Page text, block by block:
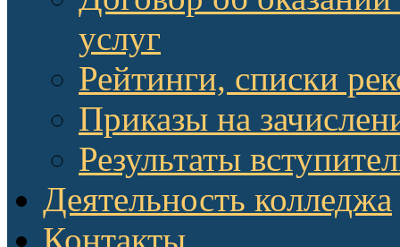
услуг
Рейтинги, списки
Приказы на
Результаты
Деятельность колледжа
Контакты